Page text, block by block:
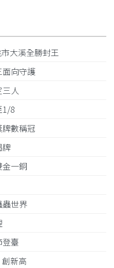
大溪全勝封王
向守護
三人
1/8
數稱冠
牌
金一銅
蟲世界
登臺
新高